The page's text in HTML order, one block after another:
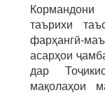
таърихи
фарҳангӣ-
асарҳои
дар
мақолаҳои